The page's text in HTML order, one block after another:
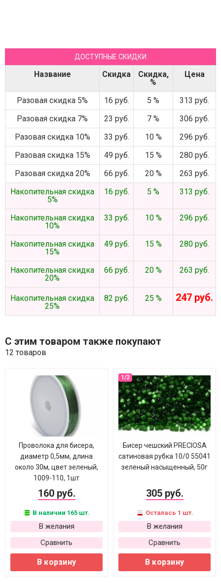
ДОСТУПНЫЕ СКИДКИ
Название Скидка
Скидка,
%
Цена
Разовая скидка 5% 16 руб. 5 %
313 руб.
Разовая скидка 7%
23 руб. 7 %
306 руб.
Разовая скидка 10%
33 руб. 10 %
296 руб.
Разовая скидка 15%
49 руб. 15 %
280 руб.
Разовая скидка 20%
66 руб. 20 %
263 руб.
Накопительная скидка
5%
16 руб. 5 % 313 руб.
Накопительная скидка
10%
33 руб. 10 % 296 руб.
Накопительная скидка
15%
49 руб. 15 % 280 руб.
Накопительная скидка
20%
66 руб. 20 % 263 руб.
Накопительная скидка
25%
82 руб. 25 % 247 руб.
С этим товаром также покупают
12 товаров
Проволока для бисера,
диаметр 0,5мм, длина
около 30м, цвет зеленый,
1009-110, 1шт
160 руб.
В наличии 165 шт.
В желания
Сравнить
В корзину
Бисер чешский PRECIOSA
сатиновая рубка 10/0 55041
зеленый насыщенный, 50г
305 руб.
Осталась 1 шт.
В желания
Сравнить
В корзину